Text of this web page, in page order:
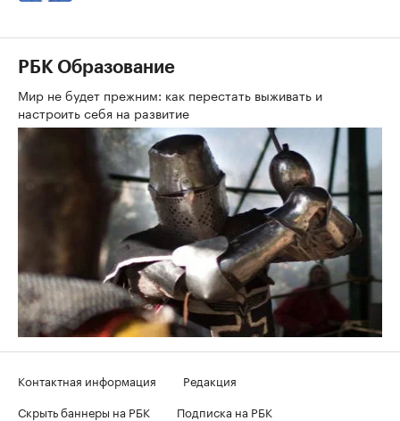
РБК Образование
Мир не будет прежним: как перестать выживать и
настроить себя на развитие
Контактная информация
Редакция
Скрыть баннеры на РБК
Подписка на РБК